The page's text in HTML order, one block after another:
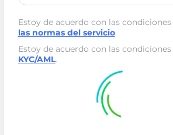
Estoy de acuerdo con las condiciones
las normas del servicio.
Estoy de acuerdo con las condiciones
KYC/AML.